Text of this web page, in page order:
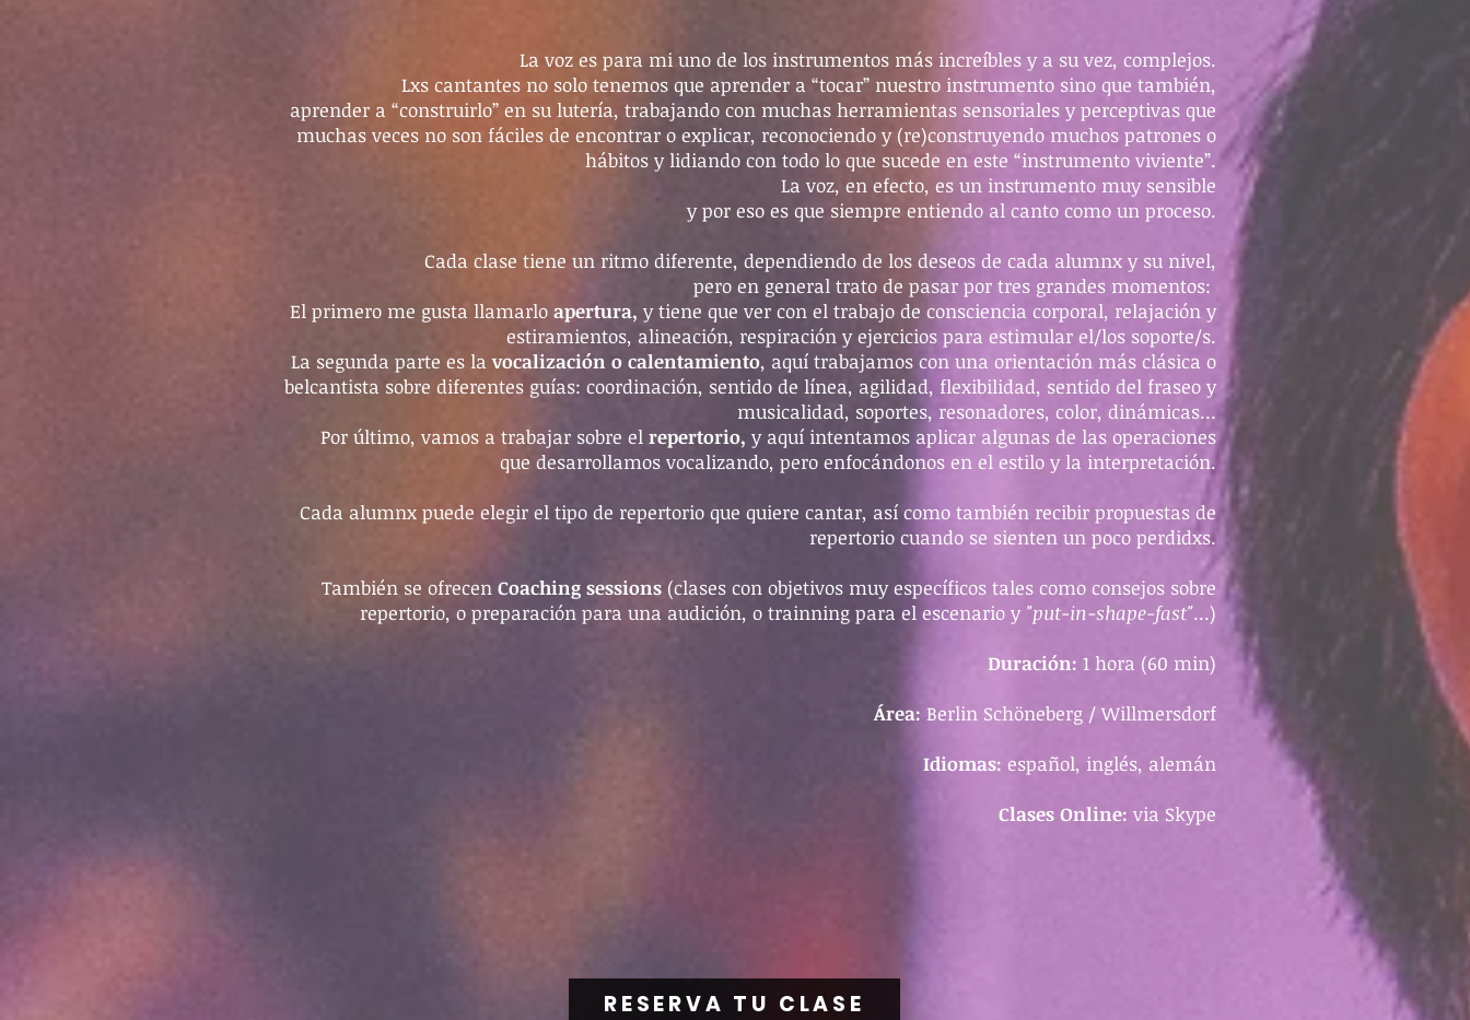
La voz es para mi uno de los instrumentos más increíbles y a su vez, complejos.
Lxs cantantes no solo tenemos que aprender a “tocar” nuestro instrumento sino que también,
aprender a “construirlo” en su lutería, trabajando con muchas herramientas sensoriales y perceptivas que
muchas veces no son fáciles de encontrar o explicar, reconociendo y (re)construyendo muchos patrones o
hábitos y lidiando con todo lo que sucede en este “instrumento viviente”.
La voz, en efecto, es un instrumento muy sensible
y por eso es que siempre entiendo al canto como un proceso.
Cada clase tiene un ritmo diferente, dependiendo de los deseos de cada alumnx y su nivel,
pero en general trato de pasar por tres grandes momentos:
El primero me gusta llamarlo apertura, y tiene que ver con el trabajo de consciencia corporal, relajación y
estiramientos, alineación, respiración y ejercicios para estimular el/los soporte/s.
La segunda parte es la vocalización o calentamiento, aquí trabajamos con una orientación más clásica o
belcantista sobre diferentes guías: coordinación, sentido de línea, agilidad, flexibilidad, sentido del fraseo y
musicalidad, soportes, resonadores, color, dinámicas…
Por último, vamos a trabajar sobre el repertorio, y aquí intentamos aplicar algunas de las operaciones
que desarrollamos vocalizando, pero enfocándonos en el estilo y la interpretación.
Cada alumnx puede elegir el tipo de repertorio que quiere cantar, así como también recibir propuestas de
repertorio cuando se sienten un poco perdidxs.
También se ofrecen Coaching sessions (clases con objetivos muy específicos tales como consejos sobre
repertorio, o preparación para una audición, o trainning para el escenario y "put-in-shape-fast"...)
Duración: 1 hora (60 min)
Área: Berlin Schöneberg / Willmersdorf
Idiomas: español, inglés, alemán
Clases Online: via Skype
RESERVA TU CLASE